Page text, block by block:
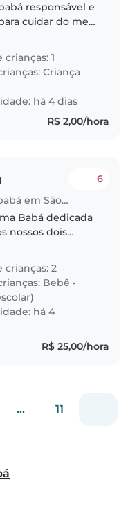
responsável e
cuidar do meu
apenas por um
até o pai dele
Se tiver..
1
Criança
há 4 dias
R$ 2,00/hora
Emprego de babá em São Paulo (São Paulo)
6
Babá dedicada
nossos dois
alguém
e que esteja
ajudar..
crianças: 2
Bebê •
há 4
R$ 25,00/hora
... 11